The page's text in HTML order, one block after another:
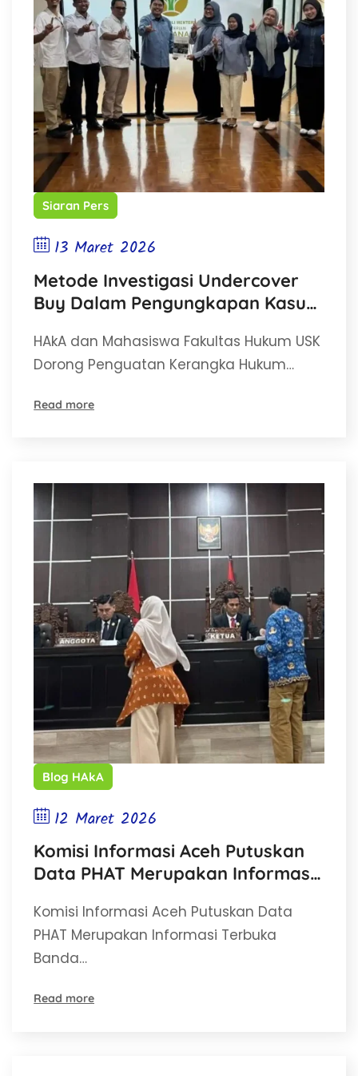
Siaran Pers
13 Maret 2026
Metode Investigasi Undercover
Buy Dalam Pengungkapan Kasus
HAkA dan Mahasiswa Fakultas Hukum USK
Dorong Penguatan Kerangka Hukum…
Read more
Blog HAkA
12 Maret 2026
Komisi Informasi Aceh Putuskan
Data PHAT Merupakan Informasi
Komisi Informasi Aceh Putuskan Data
PHAT Merupakan Informasi Terbuka
Banda…
Read more